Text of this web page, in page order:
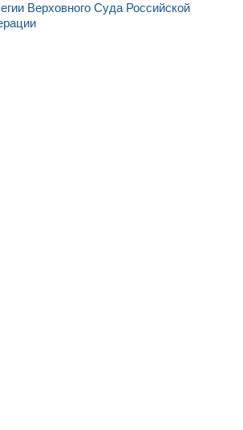
Верховного Суда Российской